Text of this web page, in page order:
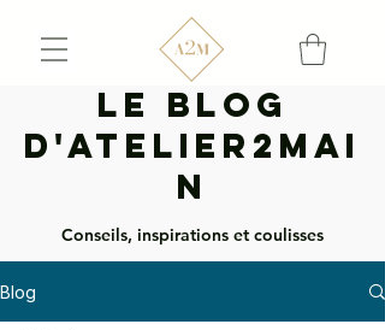
Le Blog
d'Atelier2mai
n
Conseils, inspirations et coulisses
Blog